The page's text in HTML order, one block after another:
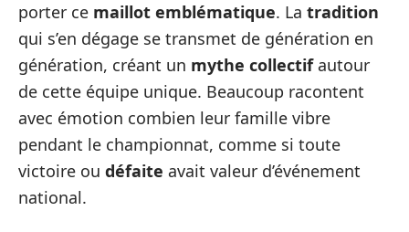
porter ce maillot emblématique. La tradition
qui s’en dégage se transmet de génération en
génération, créant un mythe collectifautour
de cette équipe unique. Beaucoup racontent
avec émotion combien leur famille vibre
pendant le championnat, comme si toute
victoire ou défaite avait valeur d’événement
national.